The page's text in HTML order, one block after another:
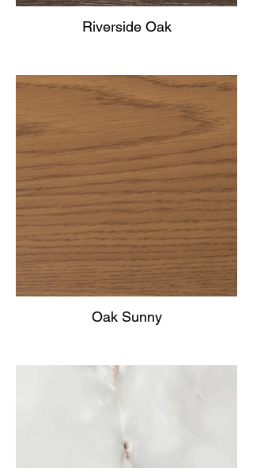
Riverside Oak
Oak Sunny